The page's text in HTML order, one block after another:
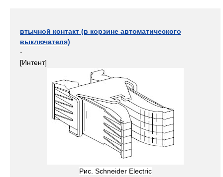
втычной контакт (в корзине автоматического
выключателя)
-
[Интент]
Рис. Schneider Electric